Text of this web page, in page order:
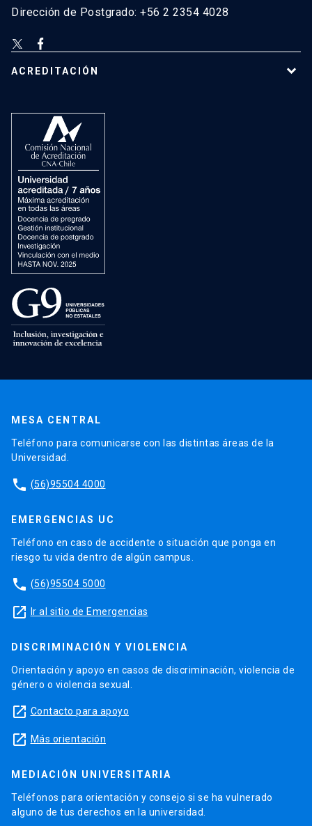
Dirección de Postgrado: +56 2 2354 4028
ACREDITACIÓN
MESA CENTRAL
Teléfono para comunicarse con las distintas áreas de la
Universidad.
phone (56)95504 4000
EMERGENCIAS UC
Teléfono en caso de accidente o situación que ponga en
riesgo tu vida dentro de algún campus.
phone (56)95504 5000
launch Ir al sitio de Emergencias
DISCRIMINACIÓN Y VIOLENCIA
Orientación y apoyo en casos de discriminación, violencia de
género o violencia sexual.
launch Contacto para apoyo
launch Más orientación
MEDIACIÓN UNIVERSITARIA
Teléfonos para orientación y consejo si se ha vulnerado
alguno de tus derechos en la universidad.